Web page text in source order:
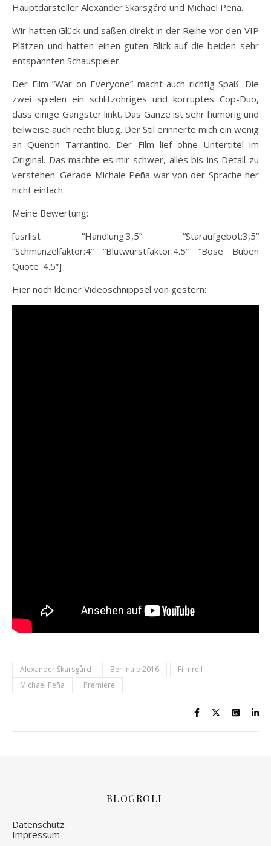
Hauptdarsteller Alexander Skarsgård und Michael Peña.
Wir hatten Glück und saßen direkt in der Reihe vor den VIP
Plätzen und hatten einen guten Blick auf die beiden sehr
entspannten Schauspieler.
Der Film “War on Everyone” macht auch richtig Spaß. Die
zwei spielen ein schlitzohriges und korruptes Cop-Duo,
dass einige Gangster linkt. Das Ganze ist sehr humorig und
teilweise auch recht blutig. Der Stil erinnerte mich ein wenig
an Quentin Tarrantino. Der Film lief ohne Untertitel im
Original. Das machte es mir schwer, alles bis ins Detail zu
verstehen. Gerade Michale Peña war von der Sprache her
nicht einfach.
Meine Bewertung:
[usrlist “Handlung:3,5” “Staraufgebot:3,5”
“Schmunzelfaktor:4” “Blutwurstfaktor:4.5” “Böse Buben
Quote :4.5”]
Hier noch kleiner Videoschnippsel von gestern:
Alexander Skarsgård Berlinale 2016
Filmreif
Michael Peña
Premiere
BLOGROLL
Datenschutz
Impressum